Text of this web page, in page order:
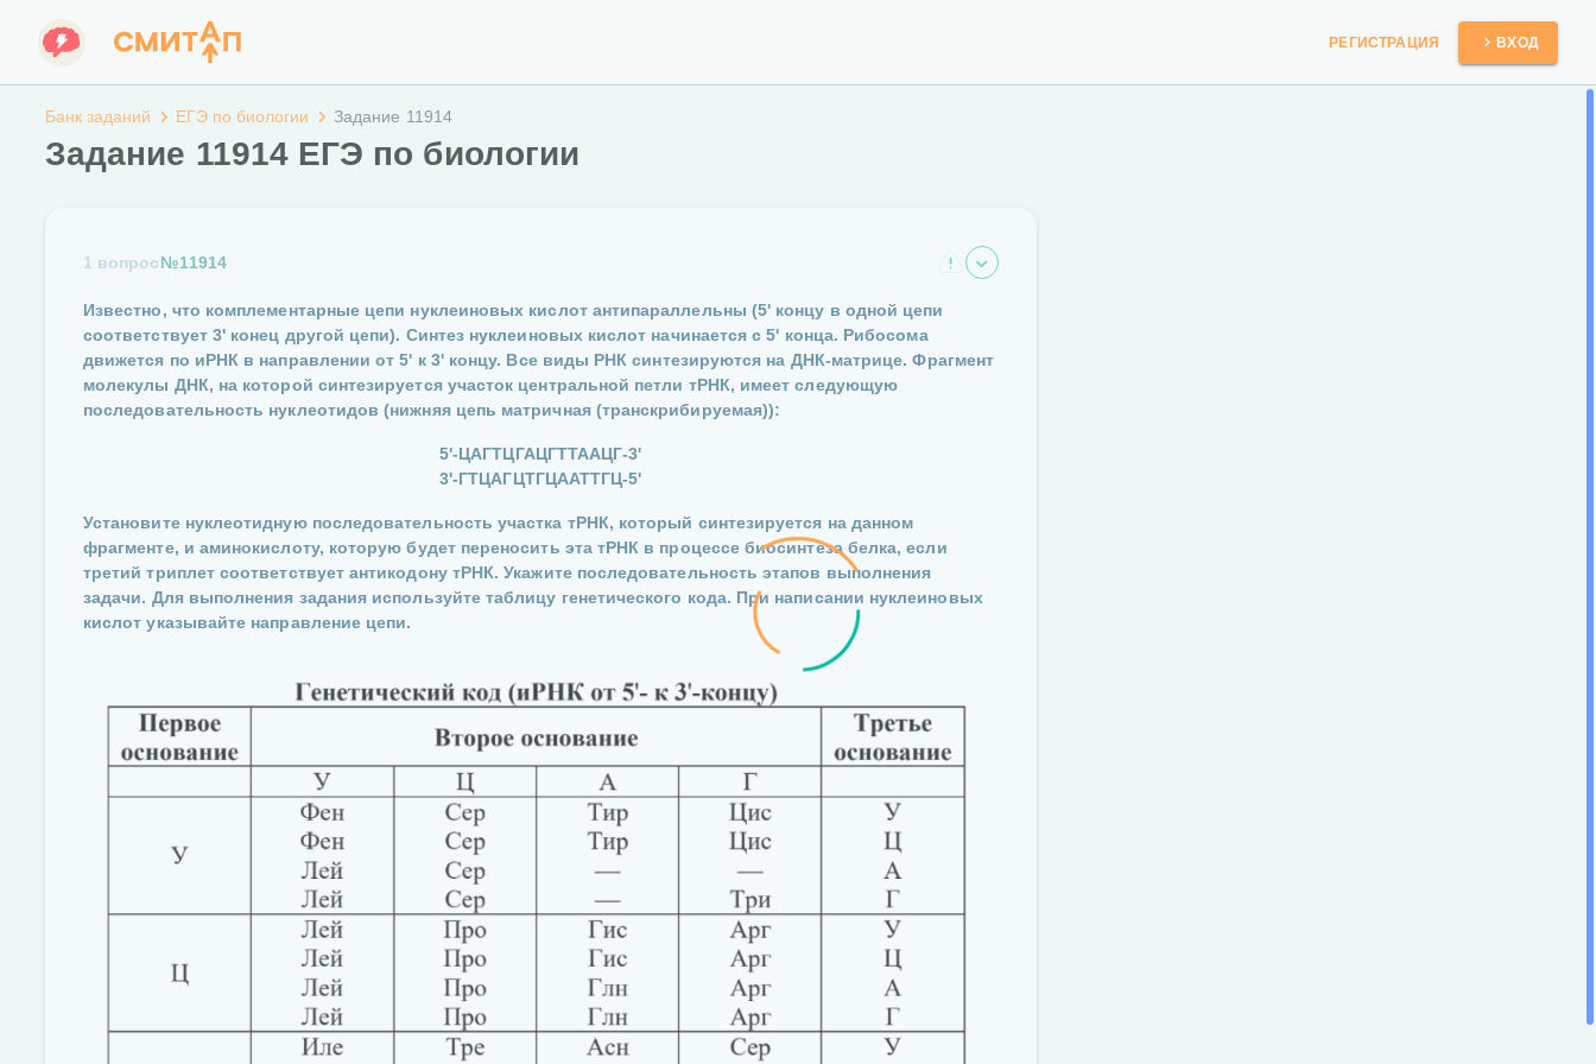
РЕГИСТРАЦИЯ ВХОД
Банк заданий ЕГЭ по биологии Задание 11914
Задание 11914 ЕГЭ по биологии
1 вопрос№11914
Известно, что комплементарные цепи нуклеиновых кислот антипараллельны (5ʹ концу в одной цепи
соответствует 3ʹ конец другой цепи). Синтез нуклеиновых кислот начинается с 5ʹ конца. Рибосома
движется по иРНК в направлении от 5ʹ к 3ʹ концу. Все виды РНК синтезируются на ДНК-матрице. Фрагмент
молекулы ДНК, на которой синтезируется участок центральной петли тРНК, имеет следующую
последовательность нуклеотидов (нижняя цепь матричная (транскрибируемая)):
5ʹ-ЦАГТЦГАЦГТТААЦГ-3ʹ
3ʹ-ГТЦАГЦТГЦААТТГЦ-5ʹ
Установите нуклеотидную последовательность участка тРНК, который синтезируется на данном
фрагменте, и аминокислоту, которую будет переносить эта тРНК в процессе биосинтеза белка, если
третий триплет соответствует антикодону тРНК. Укажите последовательность этапов выполнения
задачи. Для выполнения задания используйте таблицу генетического кода. При написании нуклеиновых
кислот указывайте направление цепи.